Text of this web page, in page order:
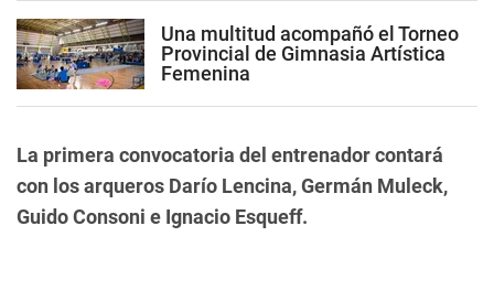
Una multitud acompañó el Torneo
Provincial de Gimnasia Artística
Femenina
La primera convocatoria del entrenador contará
con los arqueros Darío Lencina, Germán Muleck,
Guido Consoni e Ignacio Esqueff.